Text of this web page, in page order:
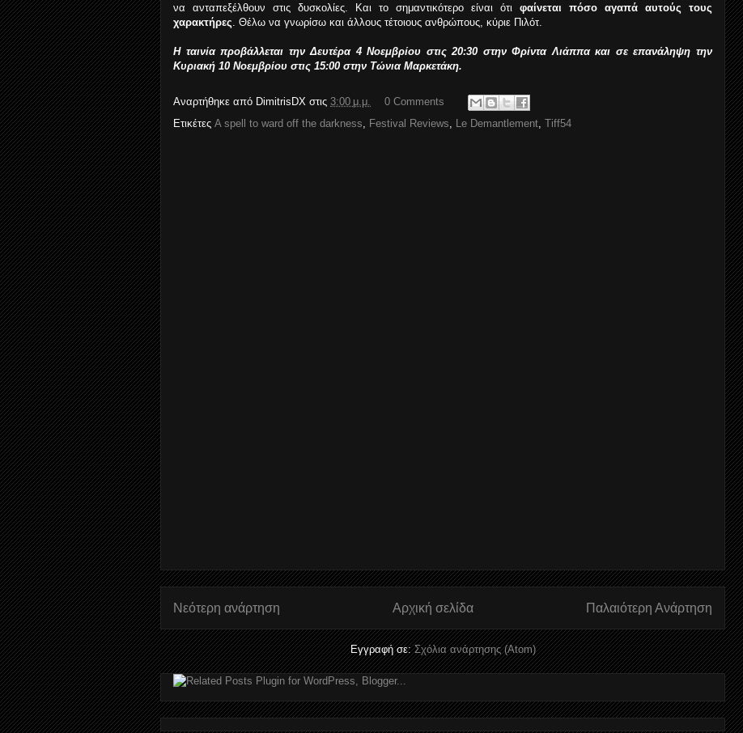
να ανταπεξέλθουν στις δυσκολίες. Και το σημαντικότερο είναι ότι φαίνεται πόσο αγαπά αυτούς τους
χαρακτήρες. Θέλω να γνωρίσω και άλλους τέτοιους ανθρώπους, κύριε Πιλότ.
H ταινία προβάλλεται την Δευτέρα 4 Νοεμβρίου στις 20:30 στην Φρίντα Λιάππα και σε επανάληψη την
Κυριακή 10 Νοεμβρίου στις 15:00 στην Τώνια Μαρκετάκη.
Αναρτήθηκε από DimitrisDX στις 3:00 μ.μ.
0 Comments
Ετικέτες A spell to ward off the darkness, Festival Reviews, Le Demantlement, Tiff54
Νεότερη ανάρτηση Παλαιότερη Ανάρτηση
Αρχική σελίδα
Εγγραφή σε:Σχόλια ανάρτησης (Atom)